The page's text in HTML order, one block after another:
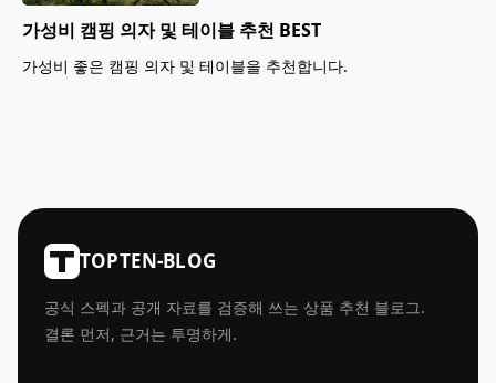
가성비 캠핑 의자 및 테이블 추천 BEST
가성비 좋은 캠핑 의자 및 테이블을 추천합니다.
TOPTEN-BLOG
공식 스펙과 공개 자료를 검증해 쓰는 상품 추천 블로그.
결론 먼저, 근거는 투명하게.